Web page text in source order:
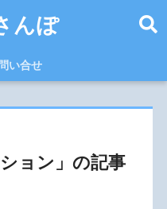
んぽ
い合せ
ョン」の記事